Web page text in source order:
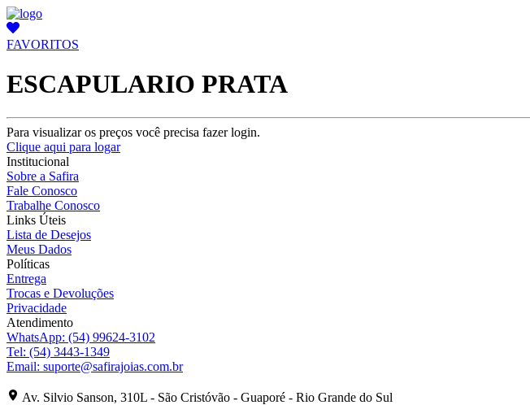
FAVORITOS
ESCAPULARIO PRATA
Para visualizar os preços você precisa fazer login.
Clique aqui para logar
Institucional
Sobre a Safira
Fale Conosco
Trabalhe Conosco
Links Úteis
Lista de Desejos
Meus Dados
Políticas
Entrega
Trocas e Devoluções
Privacidade
Atendimento
WhatsApp: (54) 99624-3102
Tel: (54) 3443-1349
Email: suporte@safirajoias.com.br
Av. Silvio Sanson, 310L - São Cristóvão - Guaporé - Rio Grande do Sul